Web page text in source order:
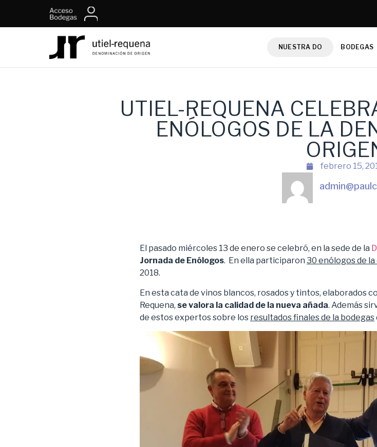
NUESTRA DO BODEGAS
UTIEL-REQUENA
ENÓLOGOS DE LA
febrero 15,
El pasado miércoles 13 de enero se celebró, en la sede de la
Jornada de Enólogos. En ella participaron 30 enólogos de
2018.
En esta cata de vinos blancos, rosados y tintos, elaborados
Requena, se valora la calidad de la nueva añada. Además
de estos expertos sobre los resultados finales de la bodegas